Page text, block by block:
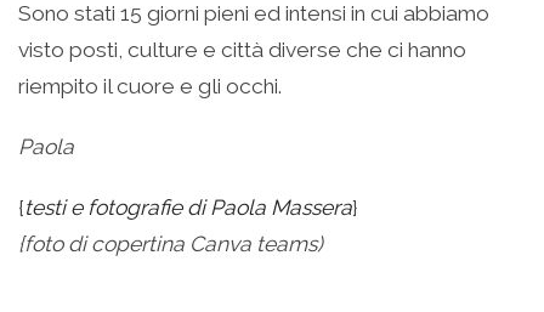
Sono stati 15 giorni pieni ed intensi in cui abbiamo
visto posti, culture e città diverse che ci hanno
riempito il cuore e gli occhi.
Paola
{testi e fotografie di Paola Massera}
{foto di copertina Canva teams)